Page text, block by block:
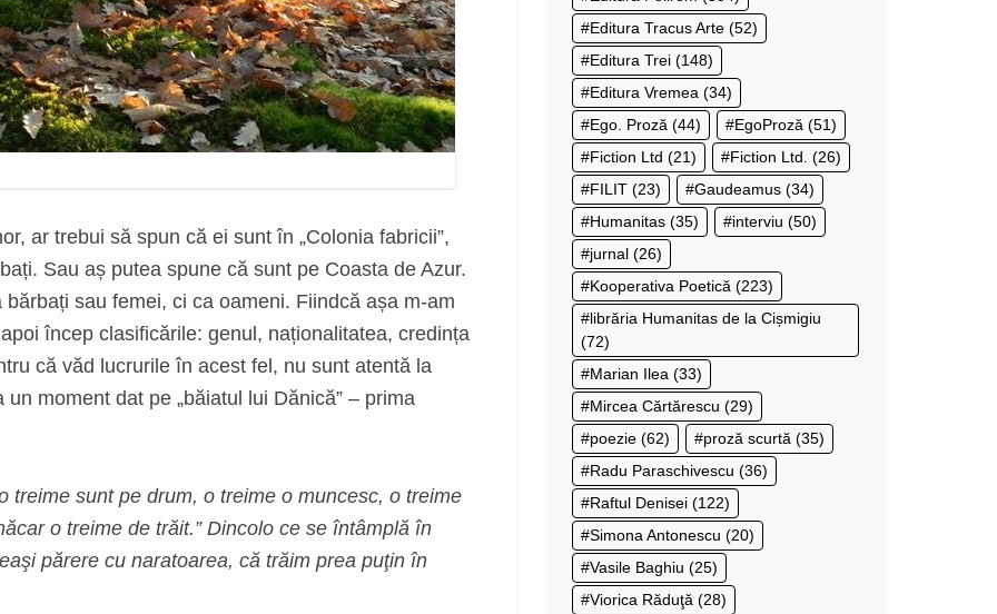
ar trebui să spun că ei sunt în „Colonia fabricii”,
Sau aș putea spune că sunt pe Coasta de Azur.
sau femei, ci ca oameni. Fiindcă așa m-am
încep clasificările: genul, naționalitatea, credința
că văd lucrurile în acest fel, nu sunt atentă la
moment dat pe „băiatul lui Dănică” – prima
treime sunt pe drum, o treime o muncesc, o treime
o treime de trăit.” Dincolo ce se întâmplă în
părere cu naratoarea, că trăim prea puţin în
Editura Tracus Arte (52)
Editura Trei (148)
Editura Vremea (34)
Ego. Proză (44) EgoProză (51)
Fiction Ltd (21) Fiction Ltd. (26)
FILIT (23) Gaudeamus (34)
Humanitas (35) interviu (50)
jurnal (26)
Kooperativa Poetică (223)
librăria Humanitas de la Cișmigiu
(72)
Marian Ilea (33)
Mircea Cărtărescu (29)
poezie (62) proză scurtă (35)
Radu Paraschivescu (36)
Raftul Denisei (122)
Simona Antonescu (20)
Vasile Baghiu (25)
Viorica Răduţă (28)